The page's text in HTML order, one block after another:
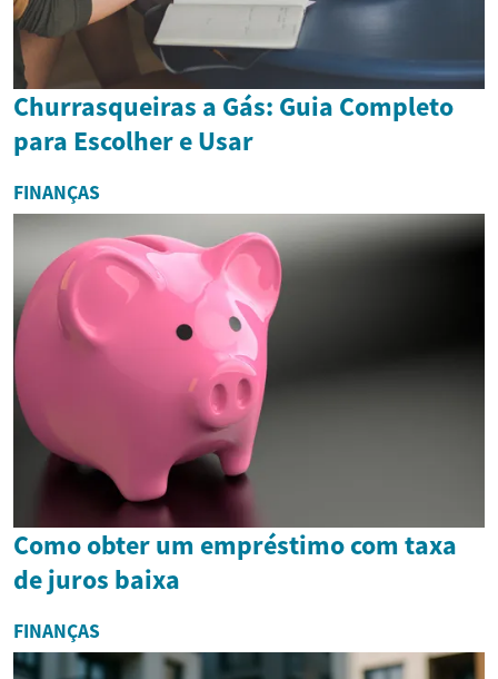
Churrasqueiras a Gás: Guia Completo
para Escolher e Usar
FINANÇAS
Como obter um empréstimo com taxa
de juros baixa
FINANÇAS